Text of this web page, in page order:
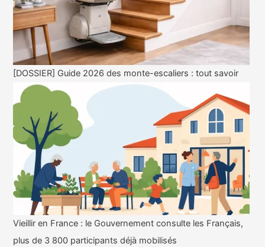
[DOSSIER] Guide 2026 des monte-escaliers : tout savoir
Vieillir en France : le Gouvernement consulte les Français,
plus de 3 800 participants déjà mobilisés